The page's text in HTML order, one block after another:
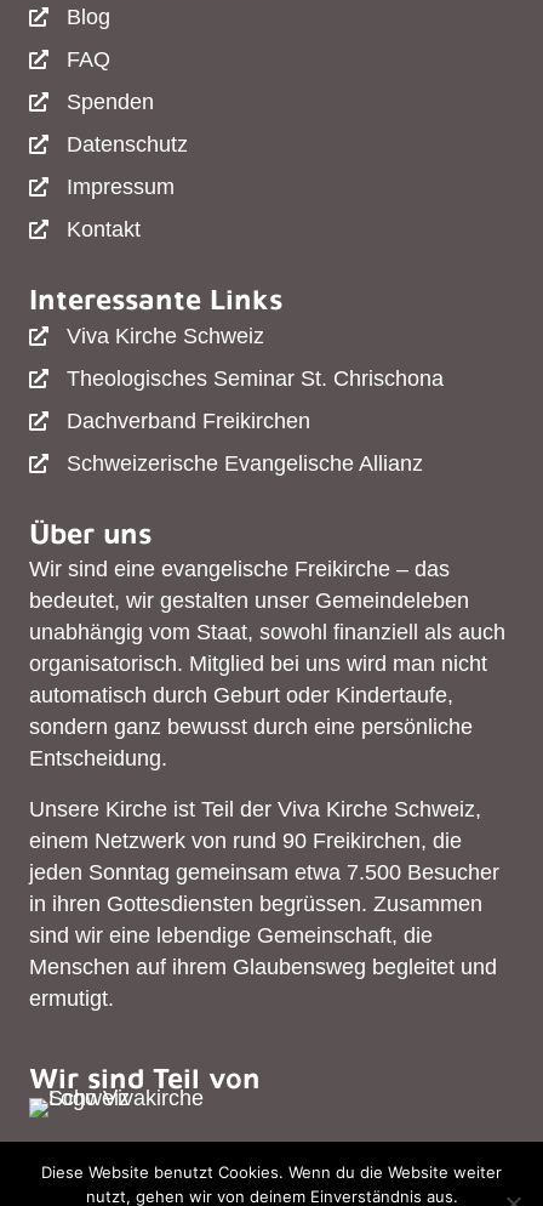
Blog
FAQ
Spenden
Datenschutz
Impressum
Kontakt
Interessante Links
Viva Kirche Schweiz
Theologisches Seminar St. Chrischona
Dachverband Freikirchen
Schweizerische Evangelische Allianz
Über uns
Wir sind eine evangelische Freikirche – das
bedeutet, wir gestalten unser Gemeindeleben
unabhängig vom Staat, sowohl finanziell als auch
organisatorisch. Mitglied bei uns wird man nicht
automatisch durch Geburt oder Kindertaufe,
sondern ganz bewusst durch eine persönliche
Entscheidung.
Unsere Kirche ist Teil der Viva Kirche Schweiz,
einem Netzwerk von rund 90 Freikirchen, die
jeden Sonntag gemeinsam etwa 7.500 Besucher
in ihren Gottesdiensten begrüssen. Zusammen
sind wir eine lebendige Gemeinschaft, die
Menschen auf ihrem Glaubensweg begleitet und
ermutigt.
Wir sind Teil von
© 2026 Viva Kirche Frick – Alle Rechte vorbehalten. |
Diese Website benutzt Cookies. Wenn du die Website weiter
nutzt, gehen wir von deinem Einverständnis aus.